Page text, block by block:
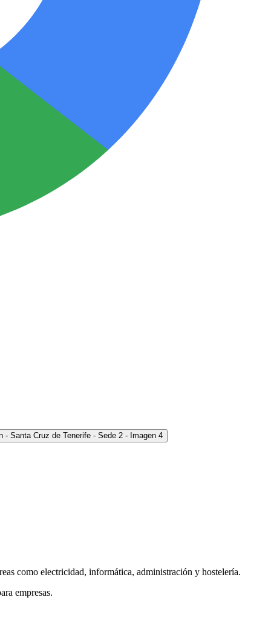
como electricidad, informática, administración y hostelería.
empresas.